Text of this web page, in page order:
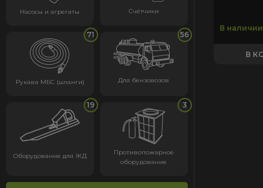
В наличии
В
Насосы и агрегаты Счётчики
Рукава МБС (шланги)
71
Для бензовозов
56
Оборудование для ЖД
19
Противопожарное
оборудование
3